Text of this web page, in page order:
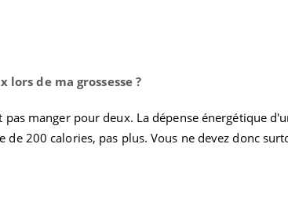
de ma grossesse ?
manger pour deux. La dépense énergétique
200 calories, pas plus. Vous ne devez donc
le risque de
grimpe-t-il ?
que dit la